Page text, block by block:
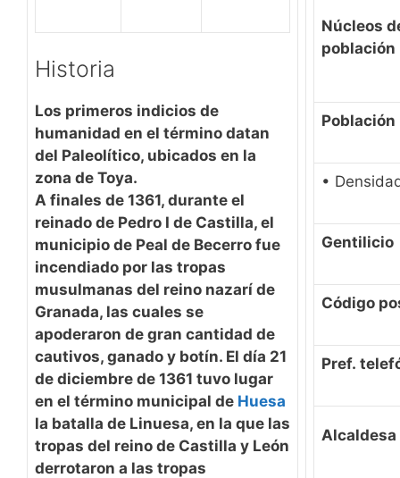
Historia
Los primeros indicios de
humanidad en el término datan
del Paleolítico, ubicados en la
zona de Toya.
A finales de 1361, durante el
reinado de Pedro I de Castilla, el
municipio de Peal de Becerro fue
incendiado por las tropas
musulmanas del reino nazarí de
Granada, las cuales se
apoderaron de gran cantidad de
cautivos, ganado y botín. El día 21
de diciembre de 1361 tuvo lugar
en el término municipal de Huesa
la batalla de Linuesa, en la que las
tropas del reino de Castilla y León
derrotaron a las tropas
Núcleos
población
Población
•
Gentilicio
Código
Pref.
Alcaldesa